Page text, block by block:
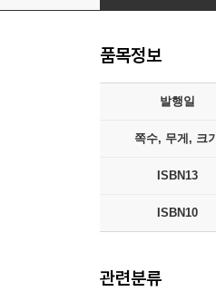
품목정보
발행일
쪽수, 무게, 크기
ISBN13
ISBN10
관련분류